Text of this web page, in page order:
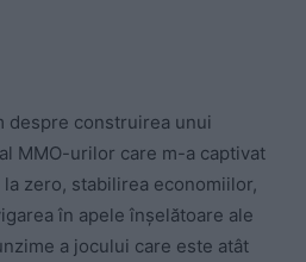
despre construirea unui
MMO-urilor care m-a captivat
zero, stabilirea economiilor,
în apele înșelătoare ale
a jocului care este atât